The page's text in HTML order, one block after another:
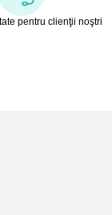
pentru clienţii noştri